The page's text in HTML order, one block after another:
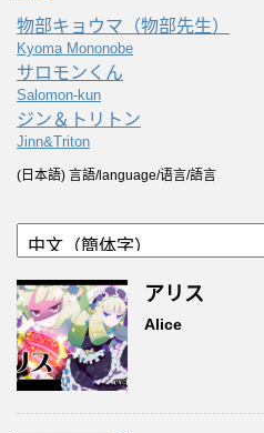
物部キョウマ（物部先生）
Kyoma Mononobe
サロモンくん
Salomon-kun
ジン＆トリトン
Jinn&Triton
(日本語) 言語/language/语言/語言
アリス
Alice